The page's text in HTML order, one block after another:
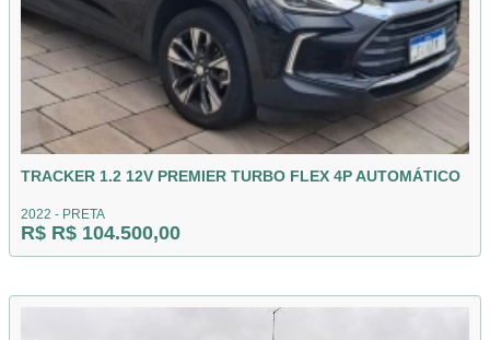
TRACKER 1.2 12V PREMIER TURBO FLEX 4P AUTOMÁTICO
2022 - PRETA
R$ R$ 104.500,00